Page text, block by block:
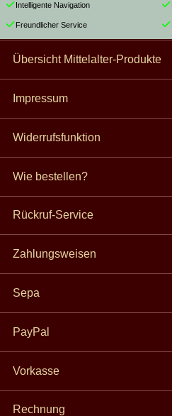
Intelligente Navigation
Freundlicher Service
Übersicht Mittelalter-Produkte
Impressum
Widerrufsfunktion
Wie bestellen?
Rückruf-Service
Zahlungsweisen
Sepa
PayPal
Vorkasse
Rechnung